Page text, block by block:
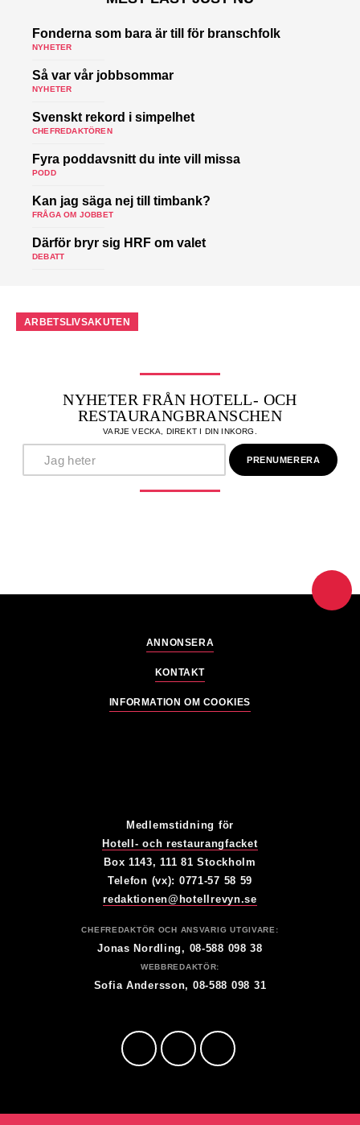
Fonderna som bara är till för branschfolk
NYHETER
Så var vår jobbsommar
NYHETER
Svenskt rekord i simpelhet
CHEFREDAKTÖREN
Fyra poddavsnitt du inte vill missa
PODD
Kan jag säga nej till timbank?
FRÅGA OM JOBBET
Därför bryr sig HRF om valet
DEBATT
ARBETSLIVSAKUTEN
NYHETER FRÅN HOTELL- OCH
RESTAURANGBRANSCHEN
VARJE VECKA, DIREKT I DIN INKORG.
ANNONSERA
KONTAKT
INFORMATION OM COOKIES
Medlemstidning för
Hotell- och restaurangfacket
Box 1143, 111 81 Stockholm
Telefon (vx): 0771-57 58 59
redaktionen@hotellrevyn.se
CHEFREDAKTÖR OCH ANSVARIG UTGIVARE:
Jonas Nordling, 08-588 098 38
WEBBREDAKTÖR:
Sofia Andersson, 08-588 098 31